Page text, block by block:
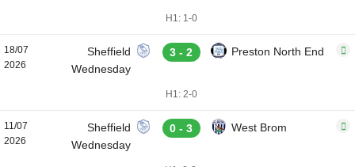
H1: 1-0
18/07
2026
Sheffield
Wednesday
3 - 2 Preston North End
H1: 2-0
11/07
2026
Sheffield
Wednesday
0 - 3 West Brom